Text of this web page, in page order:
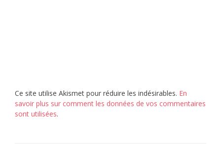
Ce site utilise Akismet pour réduire les indésirables. En
savoir plus sur comment les données de vos commentaires
sont utilisées.